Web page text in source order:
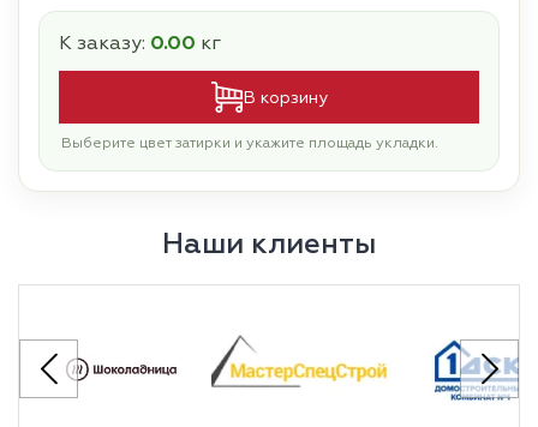
К заказу: 0.00 кг
В корзину
Выберите цвет затирки и укажите площадь укладки.
Наши клиенты